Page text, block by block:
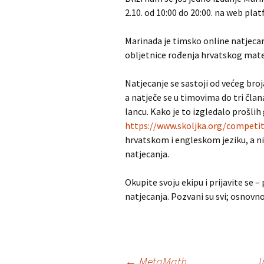
Školjka
RADDAR
Matematika i škola
Adventski matematički
kviz
Iranska
olimpijada
Iranska
olimpijada
Turnir gradova
2.10. od 10:00 do 20:00. na web
Marinada je timsko online
obljetnice rođenja hrvatskog
Natjecanje se sastoji od većeg
a natječe se u timovima do tri
lancu. Kako je to izgledalo
https://www.skoljka.org/
hrvatskom i engleskom jeziku, a
natjecanja.
Okupite svoju ekipu i prijavite se
natjecanja. Pozvani su svi;